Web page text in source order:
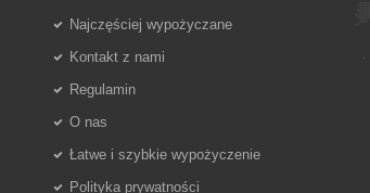
Najczęściej wypożyczane
Kontakt z nami
Regulamin
O nas
Łatwe i szybkie wypożyczenie
Polityka prywatności